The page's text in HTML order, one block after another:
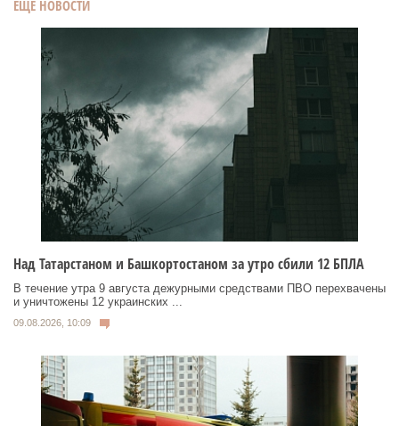
ЕЩЕ НОВОСТИ
Над Татарстаном и Башкортостаном за утро сбили 12 БПЛА
В течение утра 9 августа дежурными средствами ПВО перехвачены
и уничтожены 12 украинских ...
09.08.2026, 10:09